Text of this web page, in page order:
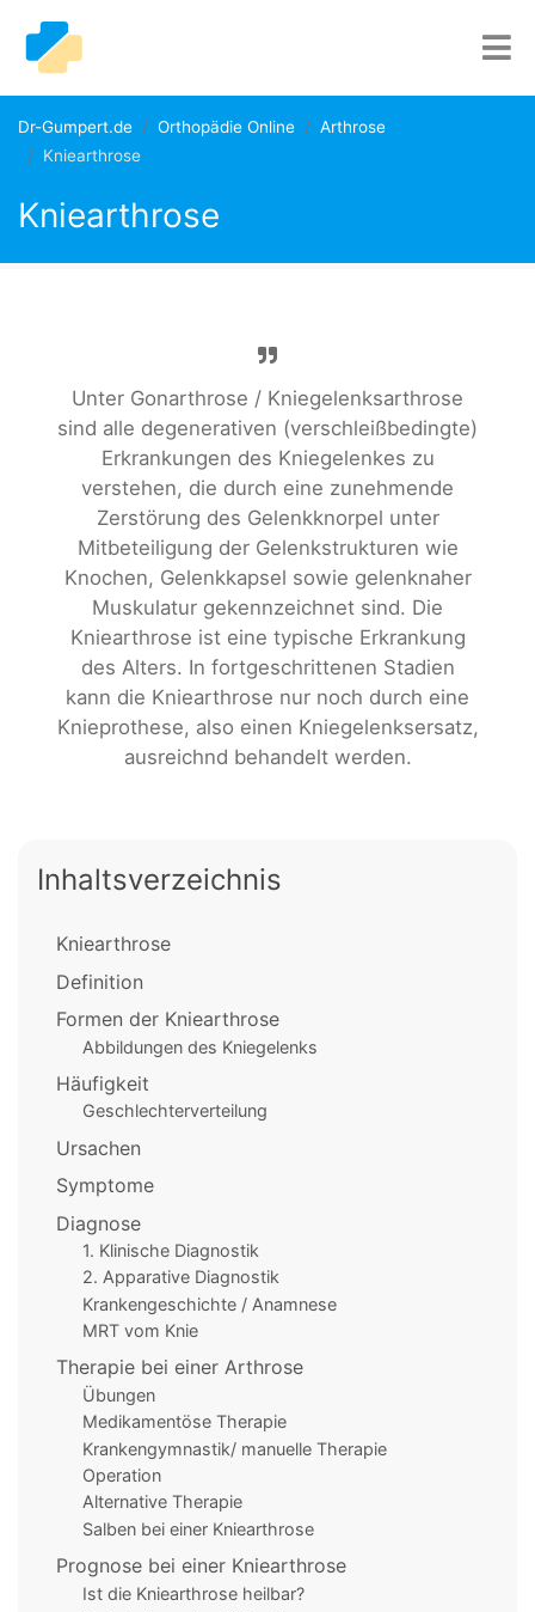
Dr-Gumpert.de Orthopädie Online
Arthrose
Kniearthrose
Kniearthrose
Unter Gonarthrose / Kniegelenksarthrose
sind alle degenerativen (verschleißbedingte)
Erkrankungen des Kniegelenkes zu
verstehen, die durch eine zunehmende
Zerstörung des Gelenkknorpel unter
Mitbeteiligung der Gelenkstrukturen wie
Knochen, Gelenkkapsel sowie gelenknaher
Muskulatur gekennzeichnet sind. Die
Kniearthrose ist eine typische Erkrankung
des Alters. In fortgeschrittenen Stadien
kann die Kniearthrose nur noch durch eine
Knieprothese, also einen Kniegelenksersatz,
ausreichnd behandelt werden.
Inhaltsverzeichnis
Kniearthrose
Definition
Formen der Kniearthrose
Abbildungen des Kniegelenks
Häufigkeit
Geschlechterverteilung
Ursachen
Symptome
Diagnose
1. Klinische Diagnostik
2. Apparative Diagnostik
Krankengeschichte / Anamnese
MRT vom Knie
Therapie bei einer Arthrose
Übungen
Medikamentöse Therapie
Krankengymnastik/ manuelle Therapie
Operation
Alternative Therapie
Salben bei einer Kniearthrose
Prognose bei einer Kniearthrose
Ist die Kniearthrose heilbar?